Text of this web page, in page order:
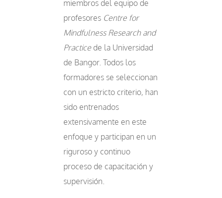
miembros del equipo de
profesores Centre for
Mindfulness Research and
Practice de la Universidad
de Bangor. Todos los
formadores se seleccionan
con un estricto criterio, han
sido entrenados
extensivamente en este
enfoque y participan en un
riguroso y continuo
proceso de capacitación y
supervisión.